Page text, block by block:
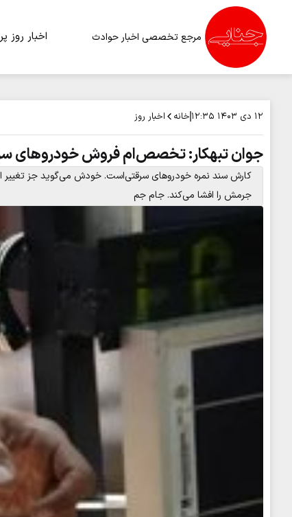
مرجع تخصصی اخبار حوادث اخبار روز
۱۲ دی ۱۴۰۳ ۱۲:۳۵ خانه اخبار روز
جوان تبهکار: تخصص‌ام فروش خودروهای
کارش سند نمره خودروهای سرقتی‌است. خودش می‌گوید جز تغییر
جرمش را افشا می‌کند. جام جم